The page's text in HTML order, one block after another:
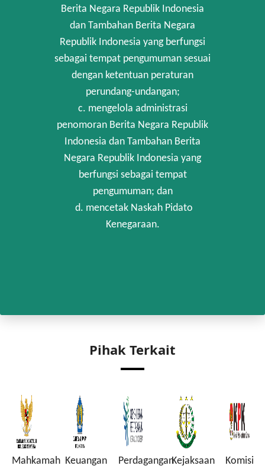
Berita Negara Republik Indonesia
dan Tambahan Berita Negara
Republik Indonesia yang berfungsi
sebagai tempat pengumuman sesuai
dengan ketentuan peraturan
perundang-undangan;
c. mengelola administrasi
penomoran Berita Negara Republik
Indonesia dan Tambahan Berita
Negara Republik Indonesia yang
berfungsi sebagai tempat
pengumuman; dan
d. mencetak Naskah Pidato
Kenegaraan.
Pihak Terkait
Mahkamah Keuangan
PerdaganganKejaksaan
Komisi